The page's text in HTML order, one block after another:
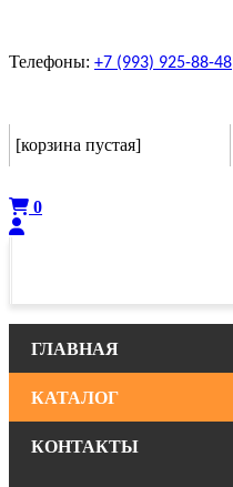
Телефоны: +7 (993) 925-88-48
[корзина пустая]
0
ГЛАВНАЯ
КАТАЛОГ
КОНТАКТЫ